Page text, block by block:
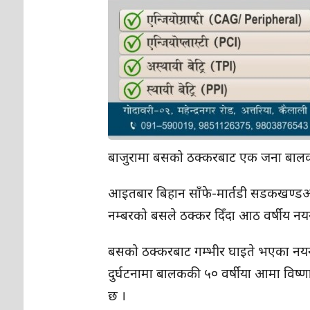
बाजुरामा बसको ठक्करबाट एक जना
आइतबार बिहान साँफे-मार्तडी
नम्बरको बसले ठक्कर दिँदा आठ वर्षीय
बसको ठक्करबाट गम्भीर घाइते भएका
दुर्घटनामा बालककी ५० वर्षीया आमा
छ ।